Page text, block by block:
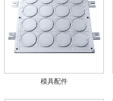
模具配件